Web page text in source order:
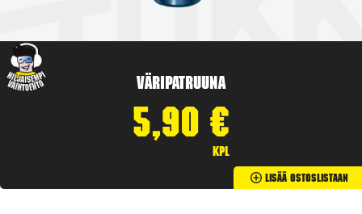
Väripatruuna
5,90 €
kpl
Lisää Ostoslistaan